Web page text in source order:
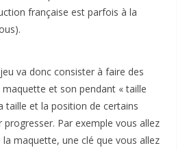
française est parfois à la
va donc consister à faire des
et son pendant « taille
taille et la position de certains
Par exemple vous allez
maquette, une clé que vous allez